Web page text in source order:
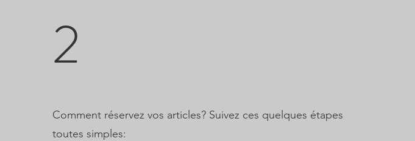
2
Comment réservez vos articles? Suivez ces quelques étapes
toutes simples: